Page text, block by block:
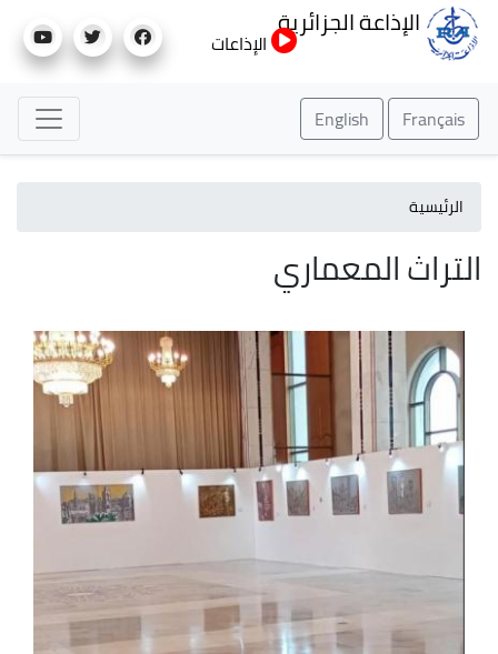
إلى
الإذاعة الجزائرية
الإذاعات
Français
English
الرئيسية
التراث المعماري